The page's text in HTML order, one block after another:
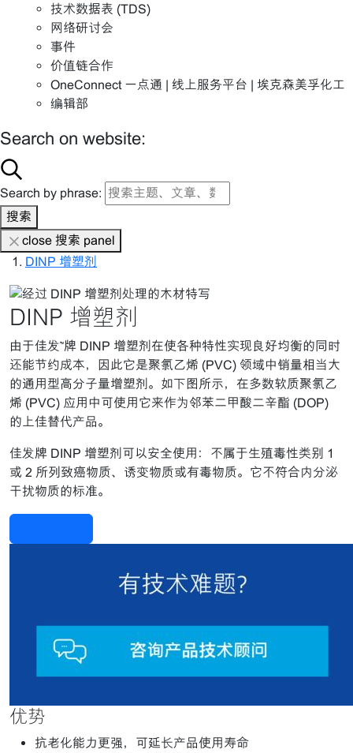
技术数据表 (TDS)
网络研讨会
事件
价值链合作
OneConnect 一点通 | 线上服务平台 | 埃克森美孚化工
编辑部
Search on website:
Search by phrase:
搜索
close 搜索 panel
DINP 增塑剂
DINP 增塑剂
由于佳发™牌 DINP 增塑剂在使各种特性实现良好均衡的同时
还能节约成本，因此它是聚氯乙烯 (PVC) 领域中销量相当大
的通用型高分子量增塑剂。如下图所示，在多数软质聚氯乙
烯 (PVC) 应用中可使用它来作为邻苯二甲酸二辛酯 (DOP)
的上佳替代产品。
佳发牌 DINP 增塑剂可以安全使用：不属于生殖毒性类别 1
或 2 所列致癌物质、诱变物质或有毒物质。它不符合内分泌
干扰物质的标准。
优势
抗老化能力更强，可延长产品使用寿命